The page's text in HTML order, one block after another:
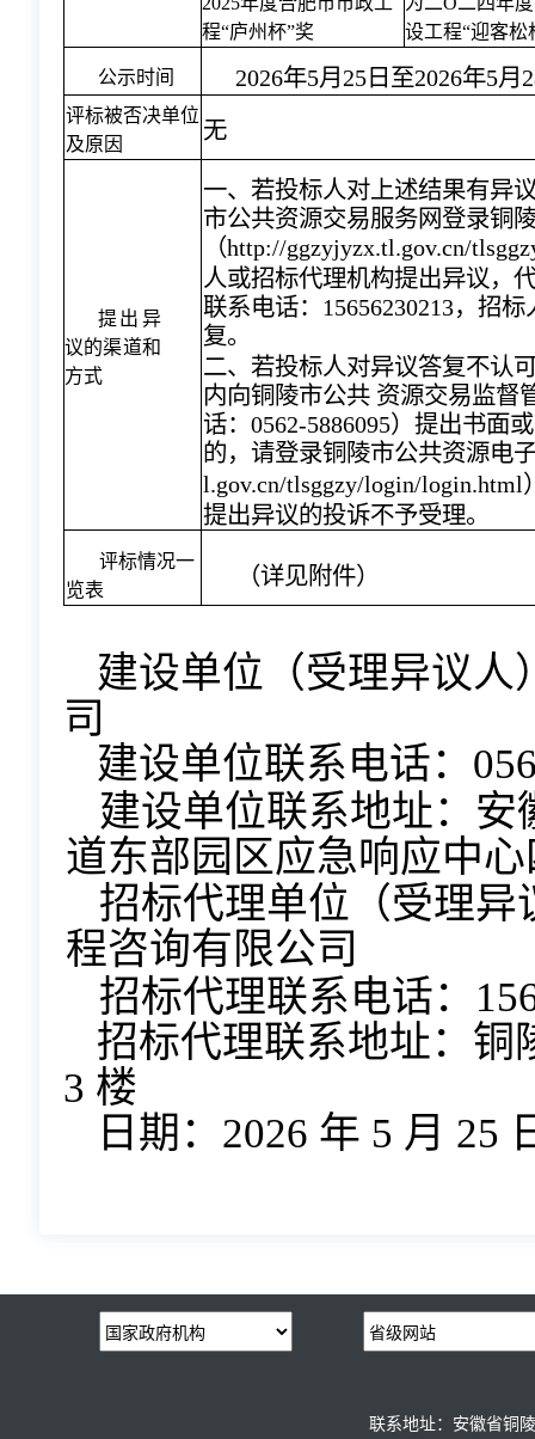
程“庐州杯”奖
设工程“迎客松
公示时间 2026年5月25日至2026年5月
评标被否决单位
及原因
无
提出异
议的渠道和
方式
一、若投标人对上述结果有异
市公共资源交易服务网登录铜
（http://ggzyjyzx.tl.gov.cn/
人或招标代理机构提出异议，
联系电话：15656230213，招
复。
二、若投标人对异议答复不认
内向铜陵市公共 资源交易监督
话：0562-5886095）提出书面
的，请登录铜陵市公共资源电
l.gov.cn/tlsggzy/login/login.html
提出异议的投诉不予受理。
评标情况一
览表
（详见附件）
建设单位（受理异议人
司
建设单位联系电话：
建设单位联系地址：
道东部园区应急响应中
招标代理单位（受理
程咨询有限公司
招标代理联系电话：
招标代理联系地址：铜
3 楼
日期：2026 年 5 月 25
联系地址：安徽省铜